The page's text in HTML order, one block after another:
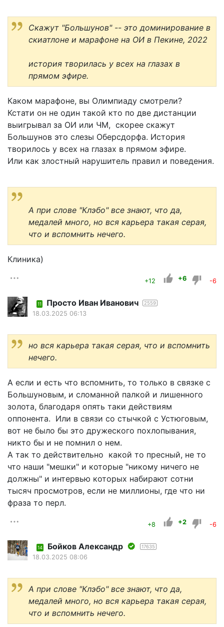
Скажут "Большунов" -- это доминирование в
скиатлоне и марафоне на ОИ в Пекине, 2022
история творилась у всех на глазах в
прямом эфире.
Каком марафоне, вы Олимпиаду смотрели?
Кстати он не один такой кто по две дистанции
выигрывал за ОИ или ЧМ, скорее скажут
Большунов это слезы Оберсдорфа. История
творилось у всех на глазах в прямом эфире.
Или как злостный нарушитель правил и поведения.
А при слове "Клэбо" все знают, что да,
медалей много, но вся карьера такая серая,
что и вспомнить нечего.
Клиника)
+12 +6 -6
11 Просто Иван Иванович 2559
18.03.2025 06:13
но вся карьера такая серая, что и вспомнить
нечего.
А если и есть что вспомнить, то только в связке с
Большуновым, и сломанной палкой и лишенного
золота, благодаря опять таки действиям
оппонента. Или в связи со стычкой с Устюговым,
вот не было бы это дружеского похлопывания,
никто бы и не помнил о нем.
А так то действительно какой то пресный, не то
что наши "мешки" и которые "никому ничего не
должны" и интервью которых набирают сотни
тысяч просмотров, если не миллионы, где что ни
фраза то перл.
+8 +2 -6
14 Бойков Александр 17635
18.03.2025 08:06
А при слове "Клэбо" все знают, что да,
медалей много, но вся карьера такая серая,
что и вспомнить нечего.